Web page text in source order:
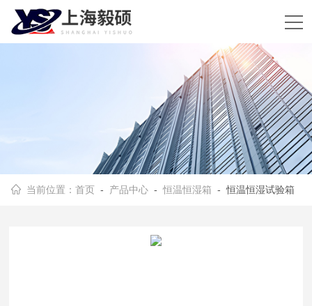
当前位置：首页 - 产品中心 -恒温恒湿箱 - 恒温恒湿试验箱